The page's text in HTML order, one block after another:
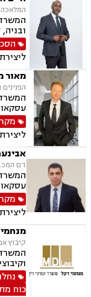
המלאכה 21 קומה 4, עפולה
חוזים,
מאור
הפנינים 1, אשקלון
תכנון
זמני
דם המכבים 36,
ייפוי
חוזים
קיבוץ
חדלות
כוח